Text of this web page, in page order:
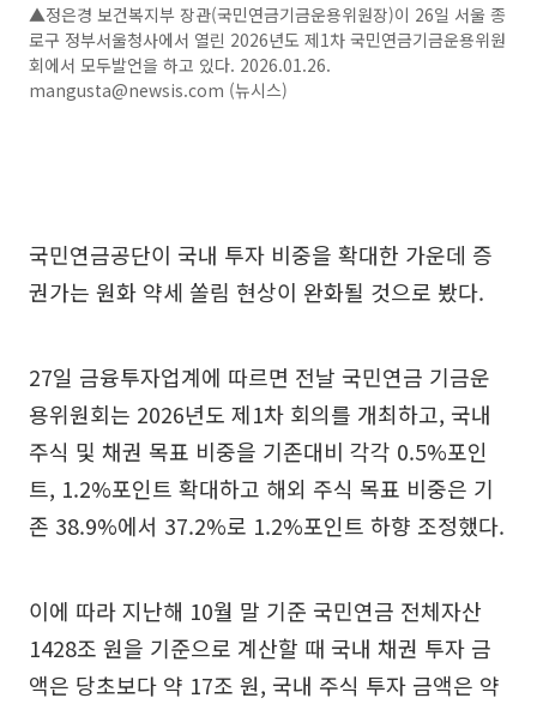
▲정은경 보건복지부 장관(국민연금기금운용위원장)이 26일 서울 종
로구 정부서울청사에서 열린 2026년도 제1차 국민연금기금운용위원
회에서 모두발언을 하고 있다. 2026.01.26.
mangusta@newsis.com (뉴시스)
국민연금공단이 국내 투자 비중을 확대한 가운데 증
권가는 원화 약세 쏠림 현상이 완화될 것으로 봤다.
27일 금융투자업계에 따르면 전날 국민연금 기금운
용위원회는 2026년도 제1차 회의를 개최하고, 국내
주식 및 채권 목표 비중을 기존대비 각각 0.5%포인
트, 1.2%포인트 확대하고 해외 주식 목표 비중은 기
존 38.9%에서 37.2%로 1.2%포인트 하향 조정했다.
이에 따라 지난해 10월 말 기준 국민연금 전체자산
1428조 원을 기준으로 계산할 때 국내 채권 투자 금
액은 당초보다 약 17조 원, 국내 주식 투자 금액은 약